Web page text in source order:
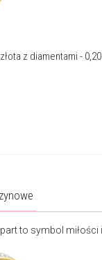
z diamentami - 0,20
to symbol miłości